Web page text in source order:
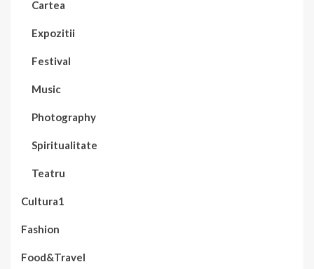
Cartea
Expozitii
Festival
Music
Photography
Spiritualitate
Teatru
Cultura1
Fashion
Food&Travel